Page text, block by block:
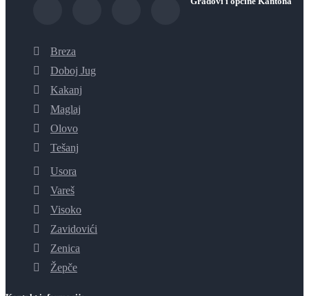
Breza
Doboj Jug
Kakanj
Maglaj
Olovo
Tešanj
Usora
Vareš
Visoko
Zavidovići
Zenica
Žepče